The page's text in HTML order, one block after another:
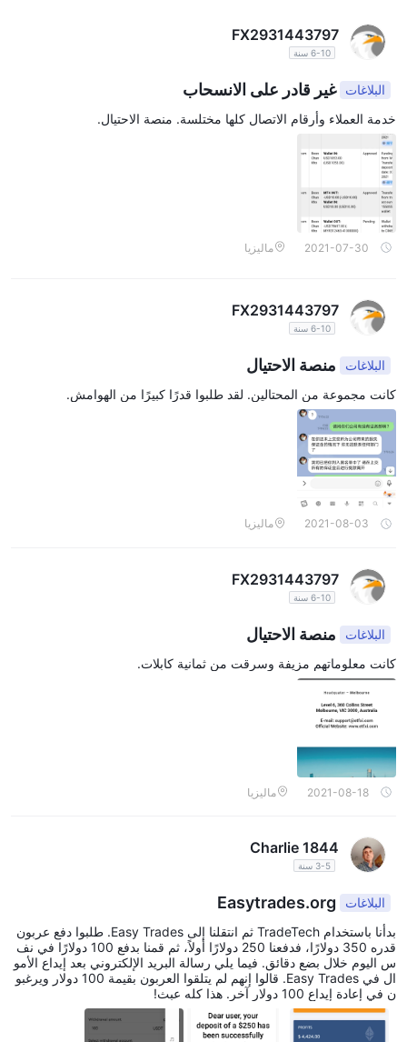
أدوات السوق
أزواج العملات والسلع (المعادن والطاقات) والمؤشرات
موقع الويب الخاص بـ "، من الأهمية بمكان التعامل مع المنصة بحذر
وإجراء بحث شامل عن الوسطاء الخاضعين للتنظيم البديل الذين يوفرون
نطاقًا أوسع من أدوات السوق.
حسابات
يسمح للمتداولين بأحجام رأسمال مختلفة بالمشاركة في السوق.
لكن، EasyTrade
لا يوفر حساب تجريبي
الأساسي وظروف التداول والتعرف عليه قبل الالتزام بأموال حقيقية.
الفوائدللعملاء الذين يتبعون مبادئ الشريعة الإسلامية.
تَأثِير
EasyTradeتقدم رافعة مالية عالية
عليها التداول ، ويجب على المتداولين توخي الحذر وفهم العواقب المحتملة
تمامًا قبل الانخراط في تداول عالي الرافعة المالية. يُنصح باختيار الوسطاء
المنظمين الذين يلتزمون بالمعايير المالية الصارمة ويقدمون خيارات
الضرورية.
فروق الأسعار والعمولات
السبريد يبدأ من 1.0 نقطة
عن بيئة تجارية أكثر فعالية من حيث التكلفة. من ناحية أخرى ، فإن
الحساب الخام هوامش أضيق تبدأ من 0.0 نقطة
للجان ،لا يحتوي الحساب القياسي على أي عمولات ، ويتحمل
تداوله.
الوسطاء:
يرجى ملاحظة أن فروق الأسعار والعمولات قد تختلف ويوصى دائمًا
بمراجعة الوسطاء مباشرةً للحصول على أحدث المعلومات.
منصات التداول
FX2931443797
6-10 سنة
البلاغات غير قادر على الانسحاب
خدمة العملاء وأرقام الاتصال كلها مختلسة. منصة الاحتيال.
2021-07-30 ماليزيا
FX2931443797
6-10 سنة
البلاغات منصة الاحتيال
كانت مجموعة من المحتالين. لقد طلبوا قدرًا كبيرًا من الهوامش.
2021-08-03 ماليزيا
FX2931443797
6-10 سنة
البلاغات منصة الاحتيال
كانت معلوماتهم مزيفة وسرقت من ثمانية كابلات.
2021-08-18 ماليزيا
Charlie 1844
3-5 سنة
البلاغات
بدأنا باستخدام TradeTech ثم انتقلنا إلى Easy Trades. طلبوا دفع عربون
قدره 350 دولارًا، فدفعنا 250 دولارًا أولاً، ثم قمنا بدفع 100 دولارًا في نف
س اليوم خلال بضع دقائق. فيما يلي رسالة البريد الإلكتروني بعد إيداع الأمو
ال في Easy Trades. قالوا إنهم لم يتلقوا العربون بقيمة 100 دولار ويرغبو
ن في إعادة إيداع 100 دولار آخر. هذا كله عبث!